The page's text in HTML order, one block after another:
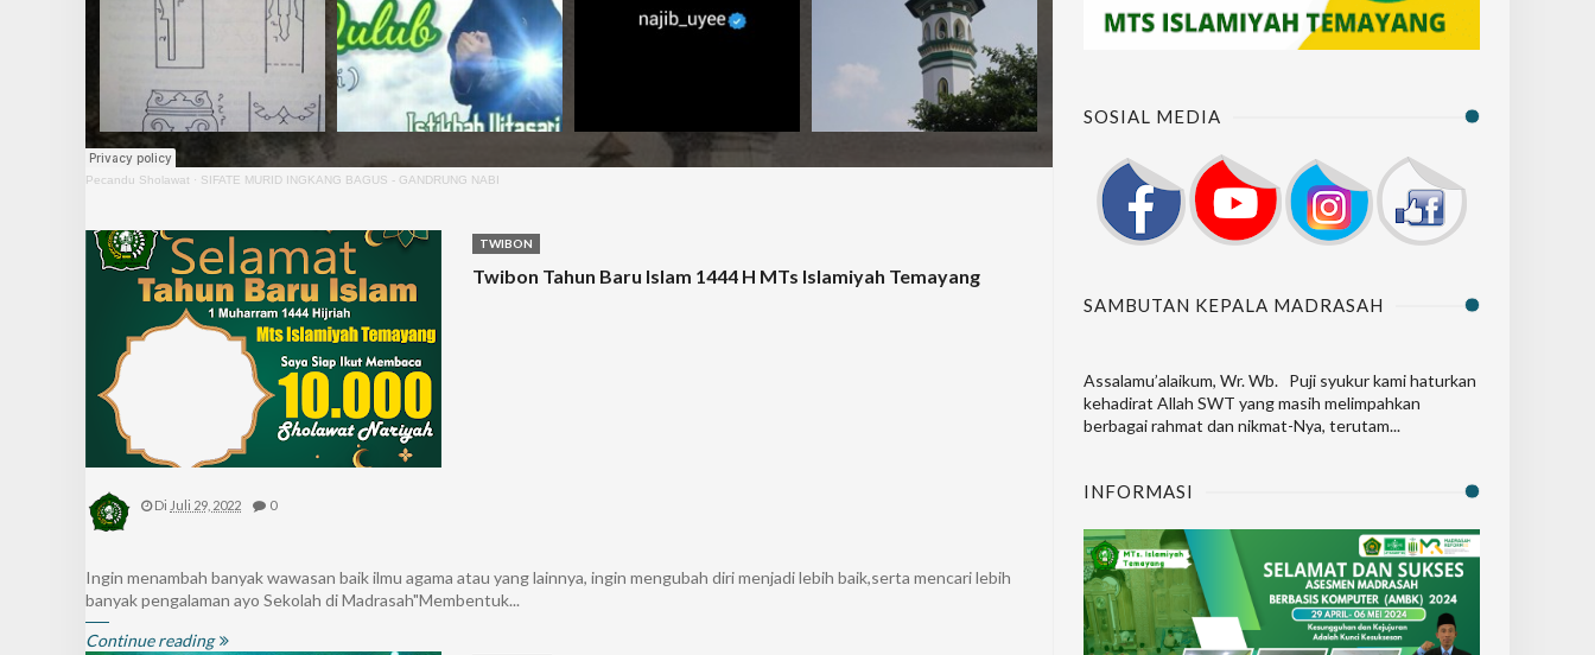
Pecandu Sholawat · SIFATE MURID INGKANG BAGUS - GANDRUNG NABI
TWIBON
Twibon Tahun Baru Islam 1444 H MTs Islamiyah Temayang
Di Juli 29, 2022 0
Ingin menambah banyak wawasan baik ilmu agama atau yang lainnya, ingin mengubah diri menjadi lebih baik,serta mencari lebih
banyak pengalaman ayo Sekolah di Madrasah"Membentuk...
Continue reading
SOSIAL MEDIA
SAMBUTAN KEPALA MADRASAH
Assalamu’alaikum, Wr. Wb. Puji syukur kami haturkan
kehadirat Allah SWT yang masih melimpahkan
berbagai rahmat dan nikmat-Nya, terutam...
INFORMASI